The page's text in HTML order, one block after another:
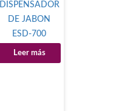
DISPENSADOR
DE JABON
ESD-700
Leer más